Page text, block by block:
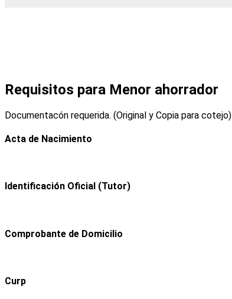
Requisitos para Menor ahorrador
Documentacón requerida. (Original y Copia para cotejo)
Acta de Nacimiento
Identificación Oficial (Tutor)
Comprobante de Domicilio
Curp